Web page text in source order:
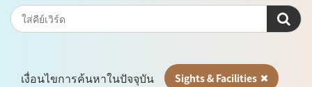
เงื่อนไขการค้นหาในปัจจุบัน Sights & Facilities